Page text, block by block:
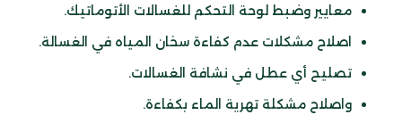
معايير وضبط لوحة التحكم للغسالات الأتوماتيك.
اصلاح مشكلات عدم كفاءة سخان المياه في الغسالة.
تصليح أي عطل في نشافة الغسالات.
واصلاح مشكلة تهرية الماء بكفاءة.